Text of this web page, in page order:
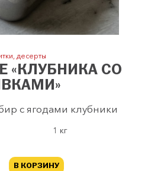
десерты
«КЛУБНИКА СО
с ягодами клубники
1 кг
В КОРЗИНУ